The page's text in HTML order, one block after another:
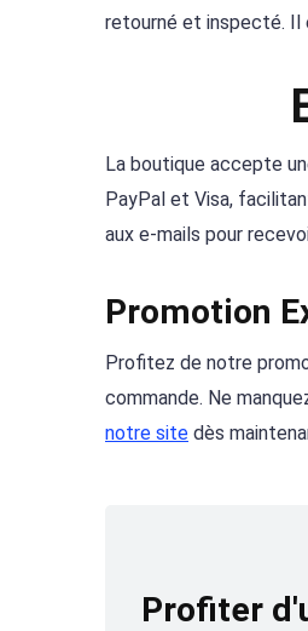
retourné et inspecté. Il
La boutique accepte
PayPal et Visa,
aux e-mails pour
Promotion
Profitez de notre
commande. Ne
notre site dès
Profiter